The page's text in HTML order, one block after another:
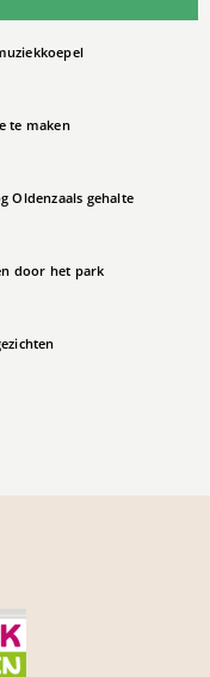
te maken
Oldenzaals gehalte
door het park